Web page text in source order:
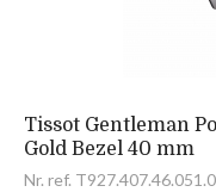
Tissot Gentleman
Gold Bezel 40 mm
Nr. ref.